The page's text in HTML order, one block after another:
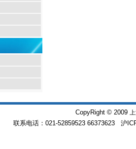
CopyRight © 2009
联系电话：021-52859523 66373623 沪